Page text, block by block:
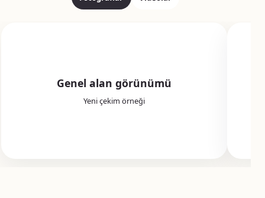
Genel alan görünümü
Yeni çekim örneği